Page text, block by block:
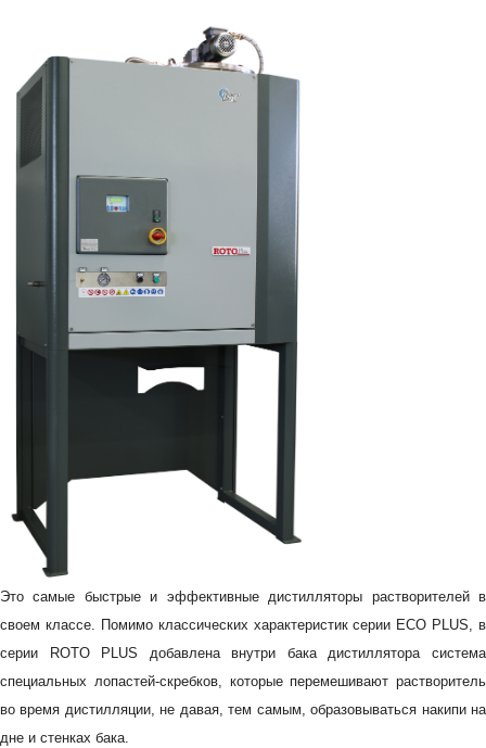
Это самые быстрые и эффективные дистилляторы растворителей в
своем классе. Помимо классических характеристик серии ECO PLUS, в
серии ROTO PLUS добавлена внутри бака дистиллятора система
специальных лопастей-скребков, которые перемешивают растворитель
во время дистилляции, не давая, тем самым, образовываться накипи на
дне и стенках бака.